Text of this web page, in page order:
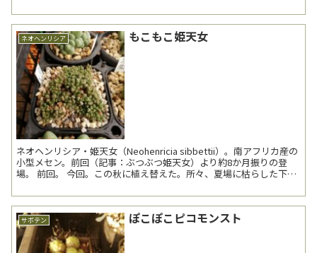
ネオヘンリシア もこもこ姫天女
ネオヘンリシア・姫天女（Neohenricia sibbettii）。南アフリカ産の
小型メセン。前回（記事：ぶつぶつ姫天女）より約8か月振りの登
場。 前回。 今回。この秋に植え替えた。所々、夏場に枯らした下葉
サボテン ぽこぽこピコモンスト